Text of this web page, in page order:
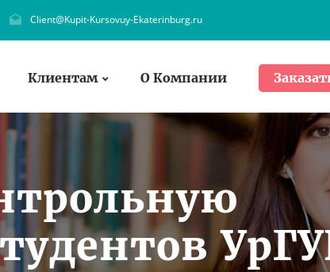
Client@Kupit-Kursovuy-Ekaterinburg.ru
Клиентам О Компании